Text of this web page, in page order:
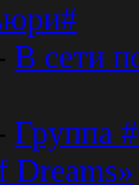
В сети
Группа
Dreams»